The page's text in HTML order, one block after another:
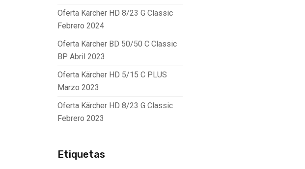
Oferta Kärcher HD 8/23 G Classic
Febrero 2024
Oferta Kärcher BD 50/50 C Classic
BP Abril 2023
Oferta Kärcher HD 5/15 C PLUS
Marzo 2023
Oferta Kärcher HD 8/23 G Classic
Febrero 2023
Etiquetas